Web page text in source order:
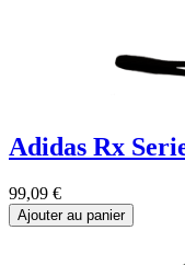
Adidas Rx
99,09 €
Ajouter au panier